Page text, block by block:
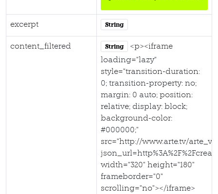
excerpt String
content_filtered String
<p><iframe
loading="lazy"
style="transition-duration:
0; transition-property: no;
margin: 0 auto; position:
relative; display: block;
background-color:
#000000;"
src="http://www.arte.tv/
width="320" height="180"
frameborder="0"
scrolling="no"></iframe>